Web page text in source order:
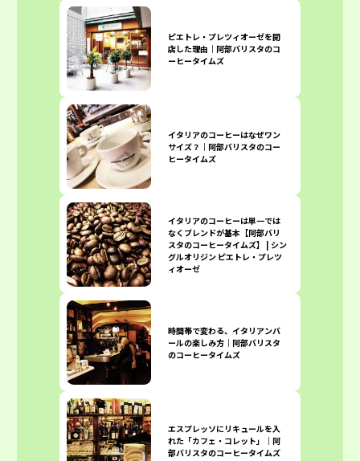
ピエトレ・プレツィオーゼを開
店した理由｜阿部バリスタのコ
ーヒータイムズ
イタリアのコーヒーはなぜワン
サイズ？｜阿部バリスタのコー
ヒータイムズ
イタリアのコーヒーは単一では
なくブレンドが基本【阿部バリ
スタのコーヒータイムズ】 | シン
グルオリジン ピエトレ・プレツ
ィオーゼ
時間帯で変わる、イタリアンバ
ールの楽しみ方｜阿部バリスタ
のコーヒータイムズ
エスプレッソにリキュールを入
れた「カフェ・コレット」｜阿
部バリスタのコーヒータイムズ